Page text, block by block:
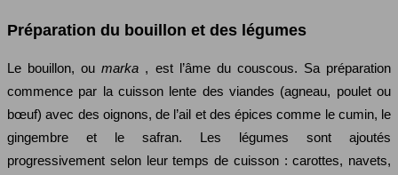
Préparation du bouillon et des légumes
Le bouillon, oumarka , est l’âme du couscous. Sa préparation
commence par la cuisson lente des viandes (agneau, poulet ou
bœuf) avec des oignons, de l’ail et des épices comme le cumin, le
gingembre et le safran. Les légumes sont ajoutés
progressivement selon leur temps de cuisson : carottes, navets,